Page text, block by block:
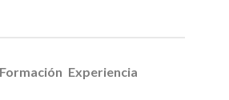
Formación Experiencia